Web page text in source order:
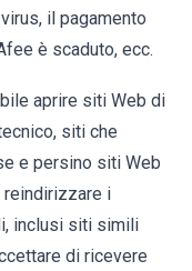
il pagamento
è scaduto, ecc.
aprire siti Web di
siti che
e persino siti Web
reindirizzare i
inclusi siti simili
di ricevere